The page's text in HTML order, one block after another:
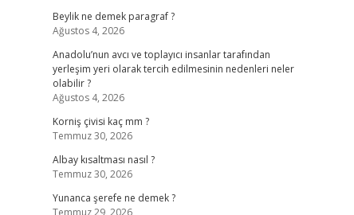
Beylik ne demek paragraf ?
Ağustos 4, 2026
Anadolu’nun avcı ve toplayıcı insanlar tarafından
yerleşim yeri olarak tercih edilmesinin nedenleri neler
olabilir ?
Ağustos 4, 2026
Korniş çivisi kaç mm ?
Temmuz 30, 2026
Albay kısaltması nasıl ?
Temmuz 30, 2026
Yunanca şerefe ne demek ?
Temmuz 29, 2026